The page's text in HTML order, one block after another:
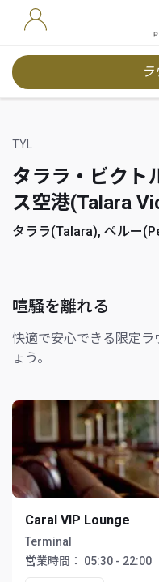
TYL
タララ・ビクト
ス空港(Talara
タララ(Talara), ペルー
喧騒を離れる
快適で安心できる限定ラ
ょう。
Caral VIP Lounge
Terminal
営業時間：
05:30 - 22:00